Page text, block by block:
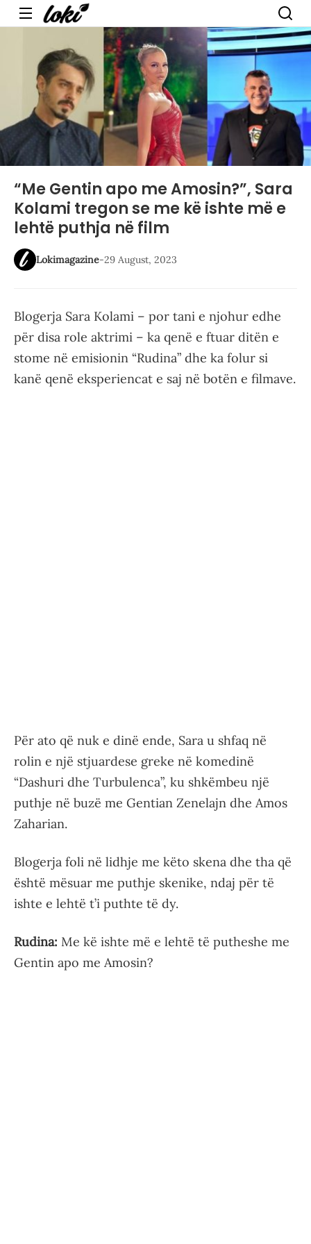
Menu
“Me Gentin apo me Amosin?”, Sara
Kolami tregon se me kë ishte më e
lehtë puthja në film
Lokimagazine-29 August, 2023
Blogerja Sara Kolami – por tani e njohur edhe
për disa role aktrimi – ka qenë e ftuar ditën e
stome në emisionin “Rudina” dhe ka folur si
kanë qenë eksperiencat e saj në botën e filmave.
Për ato që nuk e dinë ende, Sara u shfaq në
rolin e një stjuardese greke në komedinë
“Dashuri dhe Turbulenca”, ku shkëmbeu një
puthje në buzë me Gentian Zenelajn dhe Amos
Zaharian.
Blogerja foli në lidhje me këto skena dhe tha që
është mësuar me puthje skenike, ndaj për të
ishte e lehtë t’i puthte të dy.
Rudina: Me kë ishte më e lehtë të putheshe me
Gentin apo me Amosin?